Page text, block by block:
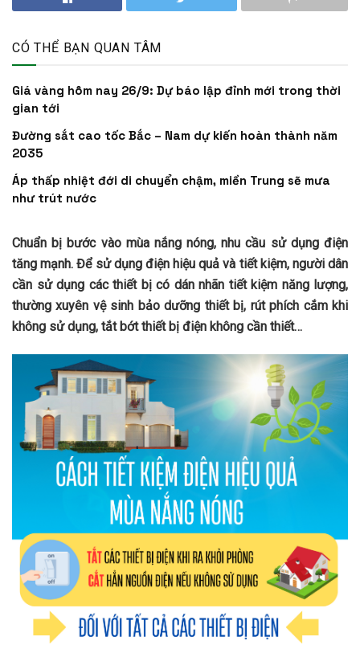
CÓ THỂ BẠN QUAN TÂM
Giá vàng hôm nay 26/9: Dự báo lập đỉnh mới trong thời
gian tới
Đường sắt cao tốc Bắc – Nam dự kiến hoàn thành năm
2035
Áp thấp nhiệt đới di chuyển chậm, miền Trung sẽ mưa
như trút nước
Chuẩn bị bước vào mùa nắng nóng, nhu cầu sử dụng điện
tăng mạnh. Để sử dụng điện hiệu quả và tiết kiệm, người dân
cần sử dụng các thiết bị có dán nhãn tiết kiệm năng lượng,
thường xuyên vệ sinh bảo dưỡng thiết bị, rút phích cắm khi
không sử dụng, tắt bớt thiết bị điện không cần thiết…